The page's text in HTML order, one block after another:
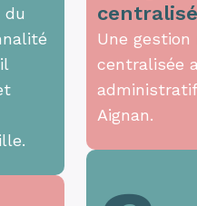
du
Une
centralisée
Aignan.